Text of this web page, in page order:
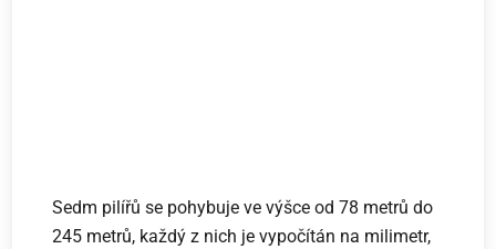
Sedm pilířů se pohybuje ve výšce od 78 metrů do
245 metrů, každý z nich je vypočítán na milimetr,